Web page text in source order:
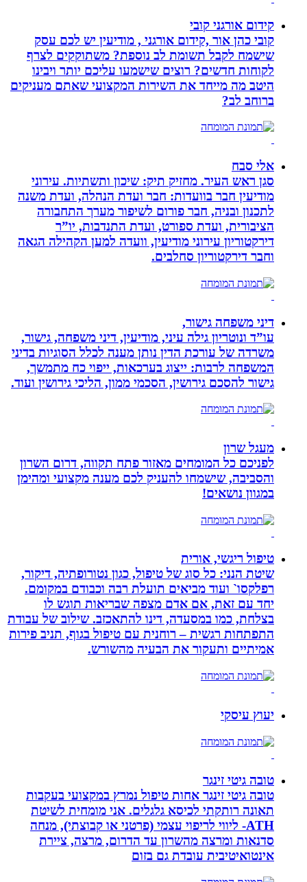
קידום אורגני קובי
קובי כהן אור ,קידום אורגני , מודיעין יש לכם עסק
שישמח לקבל תשומת לב נוספת? משתוקקים לצרף
לקוחות חדשים? רוצים שישמעו עליכם יותר ויבינו
היטב מה מייחד את השירות המקצועי שאתם מעניקים
ברוחב לב?
אלי סבח
סגן ראש העיר. מחזיק תיק: שיכון ותשתיות. עירוני
מודיעין חבר בוועדות: חבר ועדת הנהלה, ועדת משנה
לתכנון ובניה, חבר פורום לשיפור מערך התחבורה
הציבורית, ועדת ספורט, ועדת התנדבות, יו”ר
דירקטוריון עירוני מודיעין, וועדה למען הקהילה הגאה
וחבר דירקטוריון סחלבים.
דיני משפחה גישור,
עו”ד ונוטריון גילה עיני, מודיעין, דיני משפחה, גישור,
משרדה של עורכת הדין נותן מענה לכלל הסוגיות בדיני
המשפחה לרבות: ייצוג בערכאות, ייפוי כח מתמשך,
גישור להסכם גירושין, הסכמי ממון, הליכי גירושין ועוד.
מעגל שרון
לפניכם כל המומחים מאזור פתח תקווה, דרום השרון
והסביבה, שישמחו להעניק לכם מענה מקצועי ומהימן
במגוון נושאים!
טיפול ריגשי, אורית
שיטת הנני: כל סוג של טיפול, כגון נטורופתיה, דיקור,
רפלקסו` ועוד מביאים תועלת רבה וכבודם במקומם.
יחד עם זאת, אם אדם מצפה שבריאות תוגש לו
בצלחת, כמו במסעדה, דינו להתאכזב. שילוב של עבודת
התפתחות רגשית – רוחנית עם טיפול בגוף, תניב פירות
אמיתיים ותעקור את הבעיה מהשורש.
יעוץ עיסקי
טובה גיטי זינגר
טובה גיטי זינגר אחות טיפול נמרץ במקצועי בעקבות
תאונה רותקתי לכיסא גלגלים. אני מומחית לשיטת
ATH- ליווי לריפוי עצמי (פרטני או קבוצתי), מנחה
סדנאות ומרצה מהשרון עד הדרום, מרצה, ציירת
אינטואיטיבית עובדת גם בזום